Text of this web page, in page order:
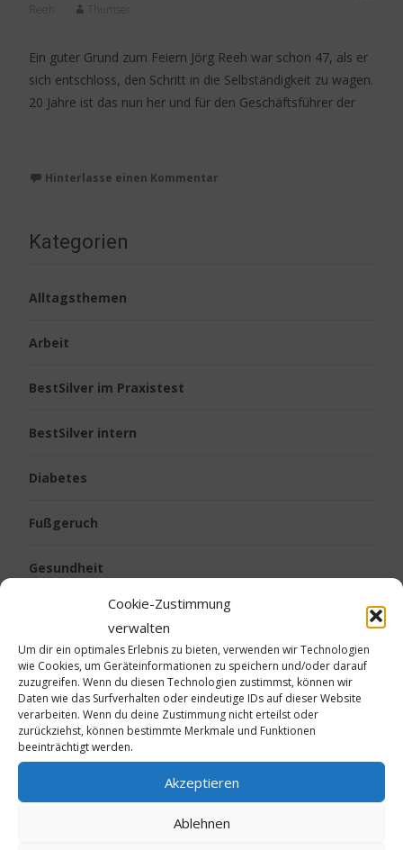
Cookie-Zustimmung
verwalten
Um dir ein optimales Erlebnis zu bieten, verwenden wir Technologien
wie Cookies, um Geräteinformationen zu speichern und/oder darauf
zuzugreifen. Wenn du diesen Technologien zustimmst, können wir
Daten wie das Surfverhalten oder eindeutige IDs auf dieser Website
verarbeiten. Wenn du deine Zustimmung nicht erteilst oder
zurückziehst, können bestimmte Merkmale und Funktionen
beeinträchtigt werden.
Akzeptieren
Ablehnen
Reeh
Thumser
Ein guter Grund zum Feiern Jörg Reeh war schon 47, als er
sich entschloss, den Schritt in die Selbständigkeit zu wagen.
20 Jahre ist das nun her und für den Geschäftsführer der
Hinterlasse einen Kommentar
Kategorien
Alltagsthemen
Arbeit
BestSilver im Praxistest
BestSilver intern
Diabetes
Fußgeruch
Gesundheit
Kinder
Körpergeruch
Live vom Jakobsweg